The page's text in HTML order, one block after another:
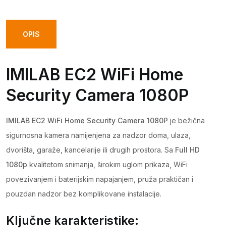
CameraOPIS
IMILAB EC2 WiFi Home
Security Camera 1080P
IMILAB EC2 WiFi Home Security Camera 1080P je bežična
sigurnosna kamera namijenjena za nadzor doma, ulaza,
dvorišta, garaže, kancelarije ili drugih prostora. Sa Full HD
1080p kvalitetom snimanja, širokim uglom prikaza, WiFi
povezivanjem i baterijskim napajanjem, pruža praktičan i
pouzdan nadzor bez komplikovane instalacije.
Ključne karakteristike: